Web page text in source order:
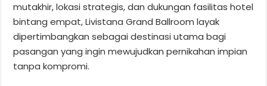
mutakhir, lokasi strategis, dan dukungan fasilitas hotel
bintang empat, Livistana Grand Ballroom layak
dipertimbangkan sebagai destinasi utama bagi
pasangan yang ingin mewujudkan pernikahan impian
tanpa kompromi.